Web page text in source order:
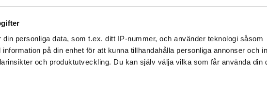
din personliga data, som t.ex. ditt IP-nummer, och använder teknologi såsom
på din enhet för att kunna tillhandahålla personliga annonser och
och produktutveckling. Du kan själv välja vilka som får använda din